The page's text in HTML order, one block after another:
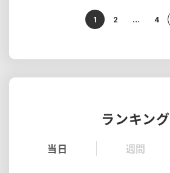
1 2 … 4
ランキング
当日 週間